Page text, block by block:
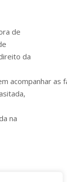
de
da
acompanhar as
na